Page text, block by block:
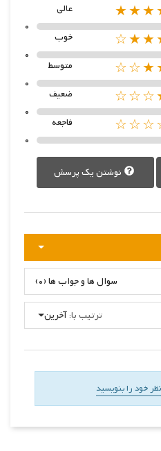
عالی
0
خوب
0
متوسط
0
ضعیف
0
فاجعه
0
نوشتن یک پرسش
سوال ها و جواب ها (0)
ترتیب با: آخرین
نظر خود را بنویسید